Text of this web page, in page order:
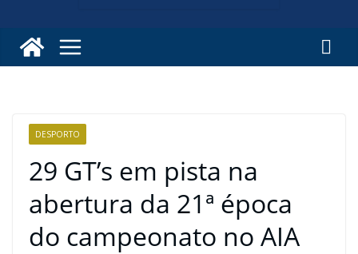
DESPORTO
29 GT’s em pista na
abertura da 21ª época
do campeonato no AIA